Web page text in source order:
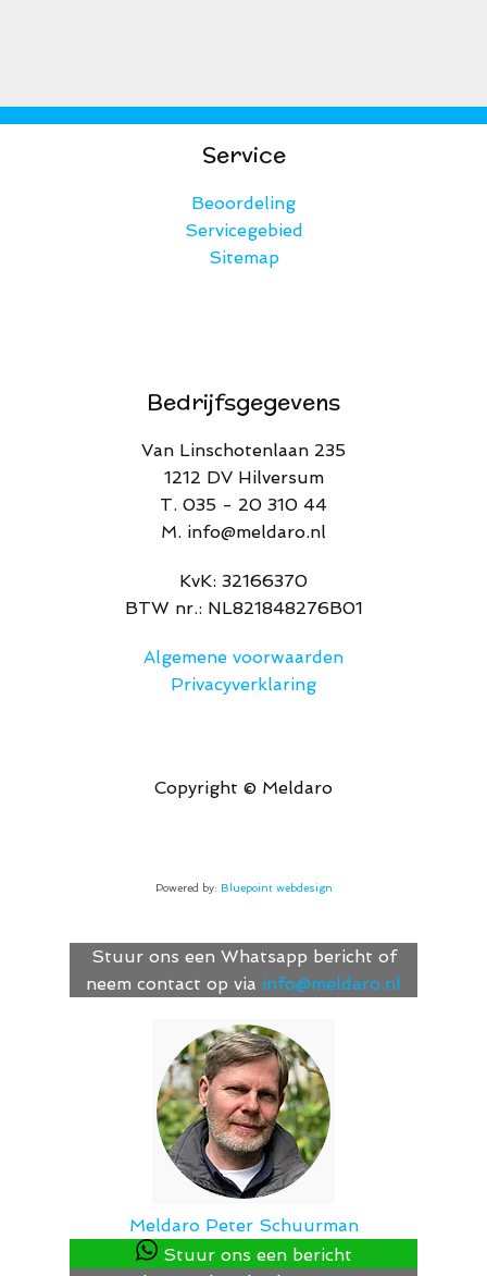
Service
Beoordeling
Servicegebied
Sitemap
Copyright © Meldaro
Powered by: Bluepoint webdesign
Stuur ons een Whatsapp bericht of
neem contact op via info@meldaro.nl
Meldaro Peter Schuurman
Stuur ons een bericht
Bedrijfsgegevens
Van Linschotenlaan 235
1212 DV Hilversum
T. 035 - 20 310 44
M. info@meldaro.nl
​KvK: 32166370​
BTW nr.: NL821848276B01
Algemene voorwaarden
Privacyverklaring